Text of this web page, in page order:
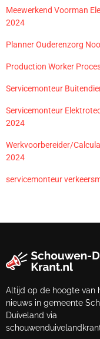
Meewerkend Voorman
2024
Planner Ouderenzorg
Production Worker
Servicemonteur
Servicemonteur
2024
Werkvoorbereider/
2024
servicemonteur
Altijd op de hoogte van
nieuws in gemeente
Duiveland via